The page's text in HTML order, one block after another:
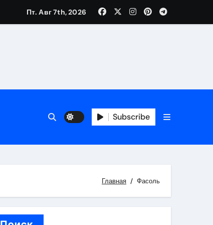
Пт. Авг 7th, 2026
Subscribe
Главная Фасоль